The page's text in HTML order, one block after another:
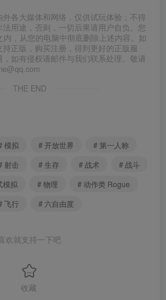
各大媒体和网络，仅供试玩体验；不得
用途，否则，一切后果请用户自负。您
，从您的电脑中彻底删除上述内容。如
正版，购买注册，得到更好的正版服
如有侵权请邮件与我们联系处理。敬请
THE END
模拟 # 开放世界
# 第一人称
射击 # 生存 # 战术
# 战斗
模拟 # 物理
# 动作类 Rogue
飞行 # 六自由度
喜欢就支持一下吧
收藏